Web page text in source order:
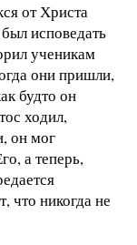
от Христа
исповедать
ученикам
они пришли,
будто он
ходил,
он мог
а теперь,
что никогда не